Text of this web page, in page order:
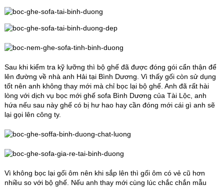
Sau khi kiểm tra kỹ lưỡng thì bộ ghế đã được đóng gói cẩn thận để
lên đường về nhà anh Hải tại Bình Dương. Vì thấy gối còn sử dụng
tốt nên anh không thay mới mà chỉ bọc lại bộ ghế. Anh đã rất hài
lòng với dịch vụ bọc mới ghế sofa Bình Dương của Tài Lộc, anh
hứa nếu sau này ghế có bị hư hao hay cần đóng mới cái gì anh sẽ
lại gọi lên công ty.
Vì không bọc lại gối ôm nên khi sắp lên thì gối ôm có vẻ cũ hơn
nhiều so với bộ ghế. Nếu anh thay mới cùng lúc chắc chắn mẫu